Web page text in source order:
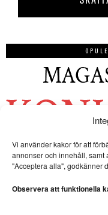
Vi använder kakor för att
annonser och innehåll, samt
"Acceptera alla", godkänner
Observera att funktionella